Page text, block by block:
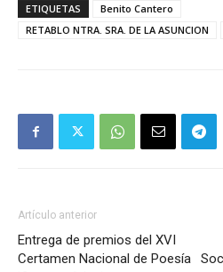
ETIQUETAS
Benito Cantero
RETABLO NTRA. SRA. DE LA ASUNCION
Artículo anterior
Entrega de premios del XVI
Certamen Nacional de Poesía